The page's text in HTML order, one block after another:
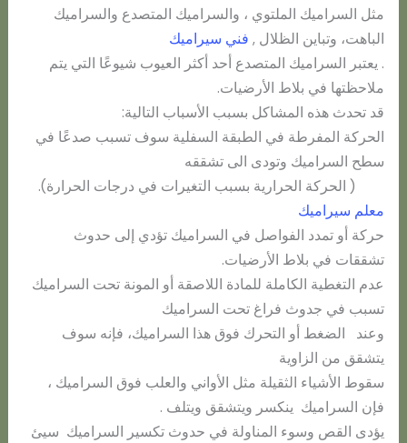
مثل السراميك الملتوي ، والسراميك المتصدع والسراميك
الباهت، وتباين الظلال , فني سيراميك
. يعتبر السراميك المتصدع أحد أكثر العيوب شيوعًا التي يتم
ملاحظتها في بلاط الأرضيات.
قد تحدث هذه المشاكل بسبب الأسباب التالية:
الحركة المفرطة في الطبقة السفلية سوف تسبب صدعًا في
سطح السراميك وتودى الى تشققه
( الحركة الحرارية بسبب التغيرات في درجات الحرارة).
معلم سيراميك
حركة أو تمدد الفواصل في السراميك تؤدي إلى حدوث
تشققات في بلاط الأرضيات.
عدم التغطية الكاملة للمادة اللاصقة أو المونة تحت السراميك
تسبب في جدوث فراغ تحت السراميك
وعند الضغط أو التحرك فوق هذا السراميك، فإنه سوف
يتشقق من الزاوية
سقوط الأشياء الثقيلة مثل الأواني والعلب فوق السراميك ،
فإن السراميك ينكسر ويتشقق ويتلف .
يؤدى القص وسوء المناولة في حدوث تكسير السراميك سيئ